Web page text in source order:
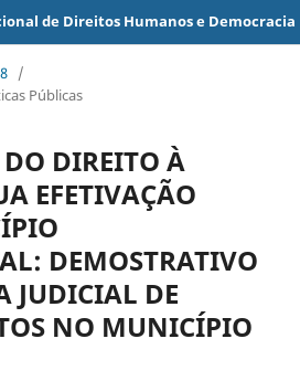
de Direitos Humanos e Democracia
/
Públicas
DIREITO À
EFETIVAÇÃO
DEMOSTRATIVO
JUDICIAL DE
NO MUNICÍPIO